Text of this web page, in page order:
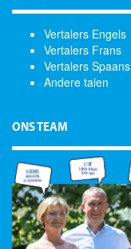
Vertalers Engels
Vertalers Frans
Vertalers Spaans
Andere talen
ONS TEAM